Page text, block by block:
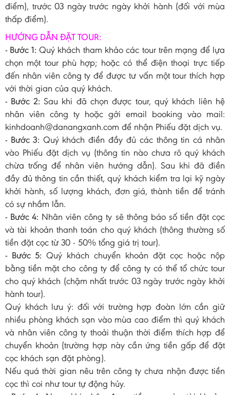
điểm), trước 03 ngày trước ngày khởi hành (đối với mùa
thấp điểm).
HƯỚNG DẪN ĐẶT TOUR:
- Bước 1: Quý khách tham khảo các tour trên mạng để lựa
chọn một tour phù hợp; hoặc có thể điện thoại trực tiếp
đến nhân viên công ty để được tư vấn một tour thích hợp
với thời gian của quý khách.
- Bước 2: Sau khi đã chọn được tour, quý khách liên hệ
nhân viên công ty hoặc gởi email booking vào mail:
kinhdoanh@danangxanh.com để nhận Phiếu đặt dịch vụ.
- Bước 3: Quý khách điền đầy đủ các thông tin cá nhân
vào Phiếu đặt dịch vụ (thông tin nào chưa rõ quý khách
chừa trống để nhân viên hướng dẫn). Sau khi đã điền
đầy đủ thông tin cần thiết, quý khách kiểm tra lại kỹ ngày
khởi hành, số lượng khách, đơn giá, thành tiền để tránh
có sự nhầm lẫn.
- Bước 4: Nhân viên công ty sẽ thông báo số tiền đặt cọc
và tài khoản thanh toán cho quý khách (thông thường số
tiền đặt cọc từ 30 - 50% tổng giá trị tour).
- Bước 5: Quý khách chuyển khoản đặt cọc hoặc nộp
bằng tiền mặt cho công ty để công ty có thể tổ chức tour
cho quý khách (chậm nhất trước 03 ngày trước ngày khởi
hành tour).
Quý khách lưu ý: đối với trường hợp đoàn lớn cần giữ
nhiều phòng khách sạn vào mùa cao điểm thì quý khách
và nhân viên công ty thoải thuận thời điểm thích hợp để
chuyển khoản (trường hợp này cần ứng tiền gấp để đặt
cọc khách sạn đặt phòng).
Nếu quá thời gian nêu trên công ty chưa nhận được tiền
cọc thì coi như tour tự động hủy.